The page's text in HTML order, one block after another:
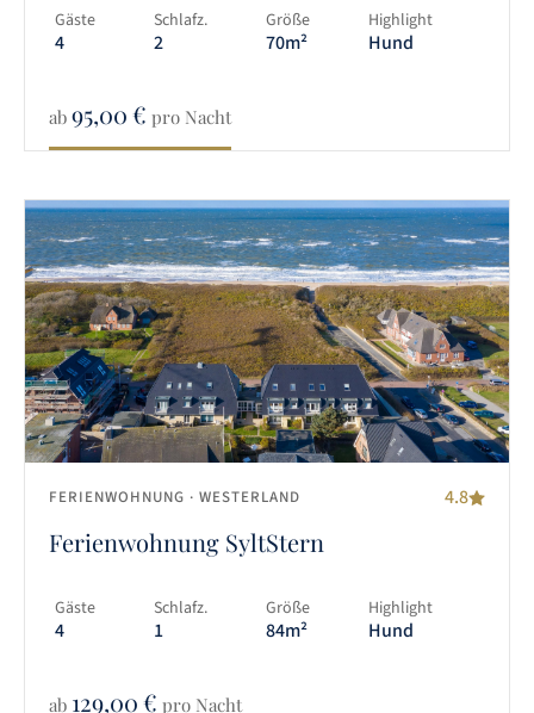
Gäste
4
Schlafz.
2
Größe
70m²
Highlight
Hund
ab 95,00€ pro Nacht
FERIENWOHNUNG · WESTERLAND 4.8
Ferienwohnung SyltStern
Gäste
4
Schlafz.
1
Größe
84m²
Highlight
Hund
ab 129,00€ pro Nacht